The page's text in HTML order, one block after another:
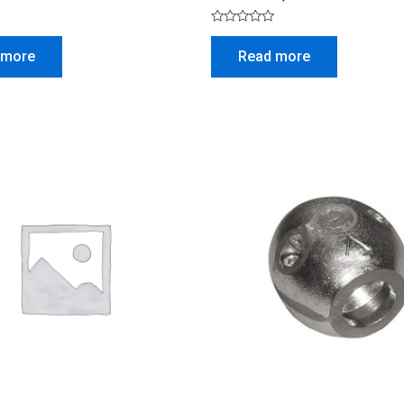
Rated
5
Read more